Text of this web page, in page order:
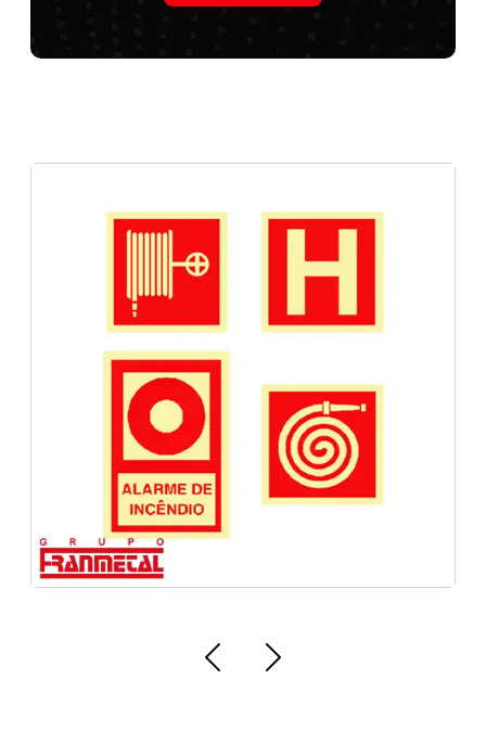
etiquetas técnicas para extintores de
incêndio
etiquetas técnicas de manutenção